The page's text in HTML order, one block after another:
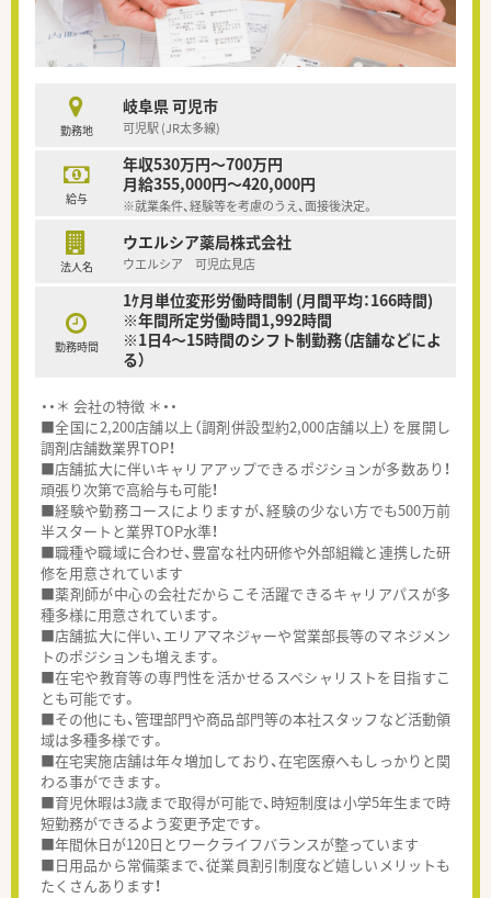
勤務地
岐阜県 可児市
可児駅 (JR太多線)
給与
年収530万円～700万円
月給355,000円～420,000円
※就業条件、経験等を考慮のうえ、面接後決定。
法人名
ウエルシア薬局株式会社
ウエルシア 可児広見店
勤務時間
1ｹ月単位変形労働時間制 (月間平均：166時間)
※年間所定労働時間1,992時間
※1日4～15時間のシフト制勤務（店舗などによ
る）
・・＊ 会社の特徴 ＊・・
■全国に2,200店舗以上（調剤併設型約2,000店舗以上）を展開し
調剤店舗数業界TOP！
■店舗拡大に伴いキャリアアップできるポジションが多数あり！
頑張り次第で高給与も可能！
■経験や勤務コースによりますが、経験の少ない方でも500万前
半スタートと業界TOP水準！
■職種や職域に合わせ、豊富な社内研修や外部組織と連携した研
修を用意されています
■薬剤師が中心の会社だからこそ活躍できるキャリアパスが多
種多様に用意されています。
■店舗拡大に伴い、エリアマネジャーや営業部長等のマネジメン
トのポジションも増えます。
■在宅や教育等の専門性を活かせるスペシャリストを目指すこ
とも可能です。
■その他にも、管理部門や商品部門等の本社スタッフなど活動領
域は多種多様です。
■在宅実施店舗は年々増加しており、在宅医療へもしっかりと関
わる事ができます。
■育児休暇は3歳まで取得が可能で、時短制度は小学5年生まで時
短勤務ができるよう変更予定です。
■年間休日が120日とワークライフバランスが整っています
■日用品から常備薬まで、従業員割引制度など嬉しいメリットも
たくさんあります！